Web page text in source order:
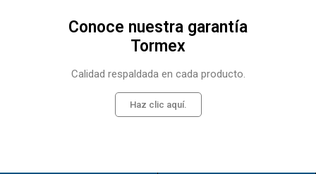
Conoce nuestra garantía
Tormex
Calidad respaldada en cada producto.
Haz clic aquí.